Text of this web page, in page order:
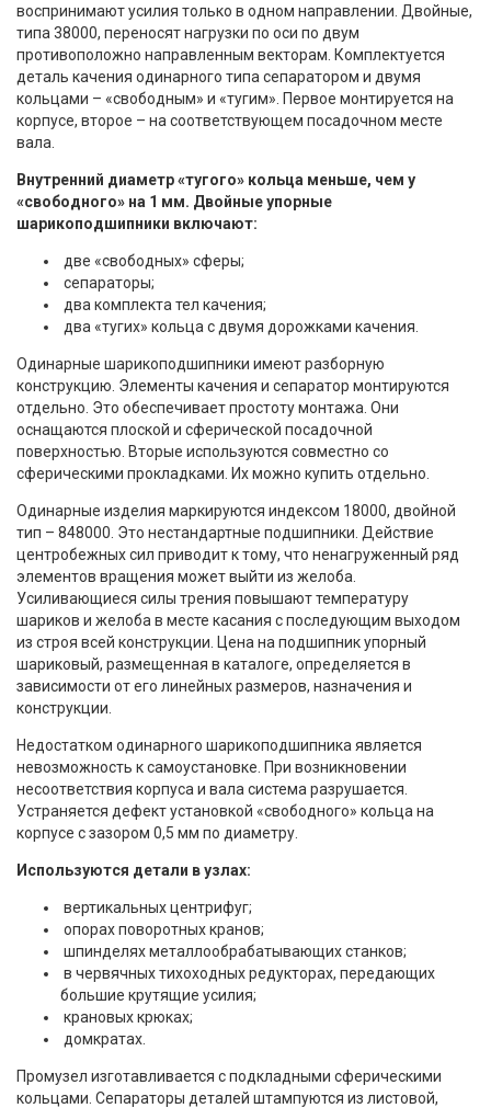
воспринимают усилия только в одном направлении. Двойные,
типа 38000, переносят нагрузки по оси по двум
противоположно направленным векторам. Комплектуется
деталь качения одинарного типа сепаратором и двумя
кольцами – «свободным» и «тугим». Первое монтируется на
корпусе, второе – на соответствующем посадочном месте
вала.
Внутренний диаметр «тугого» кольца меньше, чем у
«свободного» на 1 мм. Двойные упорные
шарикоподшипники включают:
две «свободных» сферы;
сепараторы;
два комплекта тел качения;
два «тугих» кольца с двумя дорожками качения.
Одинарные шарикоподшипники имеют разборную
конструкцию. Элементы качения и сепаратор монтируются
отдельно. Это обеспечивает простоту монтажа. Они
оснащаются плоской и сферической посадочной
поверхностью. Вторые используются совместно со
сферическими прокладками. Их можно купить отдельно.
Одинарные изделия маркируются индексом 18000, двойной
тип – 848000. Это нестандартные подшипники. Действие
центробежных сил приводит к тому, что ненагруженный ряд
элементов вращения может выйти из желоба.
Усиливающиеся силы трения повышают температуру
шариков и желоба в месте касания с последующим выходом
из строя всей конструкции. Цена на подшипник упорный
шариковый, размещенная в каталоге, определяется в
зависимости от его линейных размеров, назначения и
конструкции.
Недостатком одинарного шарикоподшипника является
невозможность к самоустановке. При возникновении
несоответствия корпуса и вала система разрушается.
Устраняется дефект установкой «свободного» кольца на
корпусе с зазором 0,5 мм по диаметру.
Используются детали в узлах:
вертикальных центрифуг;
опорах поворотных кранов;
шпинделях металлообрабатывающих станков;
в червячных тихоходных редукторах, передающих
большие крутящие усилия;
крановых крюках;
домкратах.
Промузел изготавливается с подкладными сферическими
кольцами. Сепараторы деталей штампуются из листовой,